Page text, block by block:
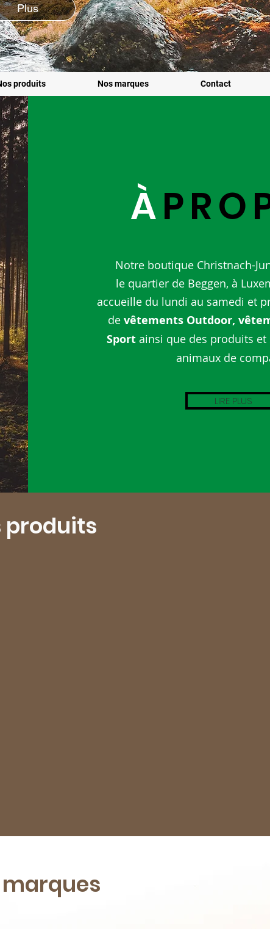
Plus
produits Nos marques Contact
À
Notre boutique Christnach-
le quartier de Beggen, à
accueille du lundi au samedi et
de vêtements Outdoor,
Sportainsi que des produits et
animaux de
LIRE PLUS
produits
marques